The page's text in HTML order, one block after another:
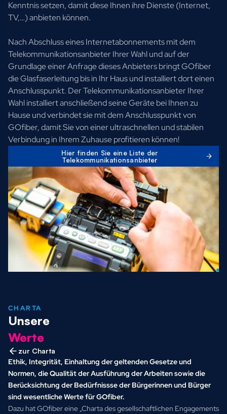
Kenntnis setzen, damit diese Ihnen ihre Dienste (Internet,
TV,…) anbieten können.
Nach Abschluss eines Internetabonnements mit dem
Telekommunikationsanbieter Ihrer Wahl und auf der
Grundlage einer Anfrage dieses Anbieters bringt GOfiber
die Glasfaserleitung bis in Ihr Haus und installiert dort einen
Anschlusspunkt. Der Telekommunikationsanbieter Ihrer
Wahl installiert anschließend seine Geräte bei Ihnen zu
Hause und verbindet sie mit dem Anschlusspunkt von
GOfiber, damit Sie von einer ultraschnellen und stabilen
Verbindung in Ihrem Zuhause profitieren können!
Hier finden Sie eine Liste der
Telekommunikationsanbieter
CHARTA
Unsere
Werte
zur Charta
Ethik, Integrität, Einhaltung der geltenden Gesetze und
Normen, die Qualität der Ausführung der Arbeiten sowie die
Berücksichtung der Bedürfnissse der Bürgerinnen und Bürger
sind wesentliche Werte für GOfiber.
Dazu hat GOfiber eine „Charta des gesellschaftlichen Engagements